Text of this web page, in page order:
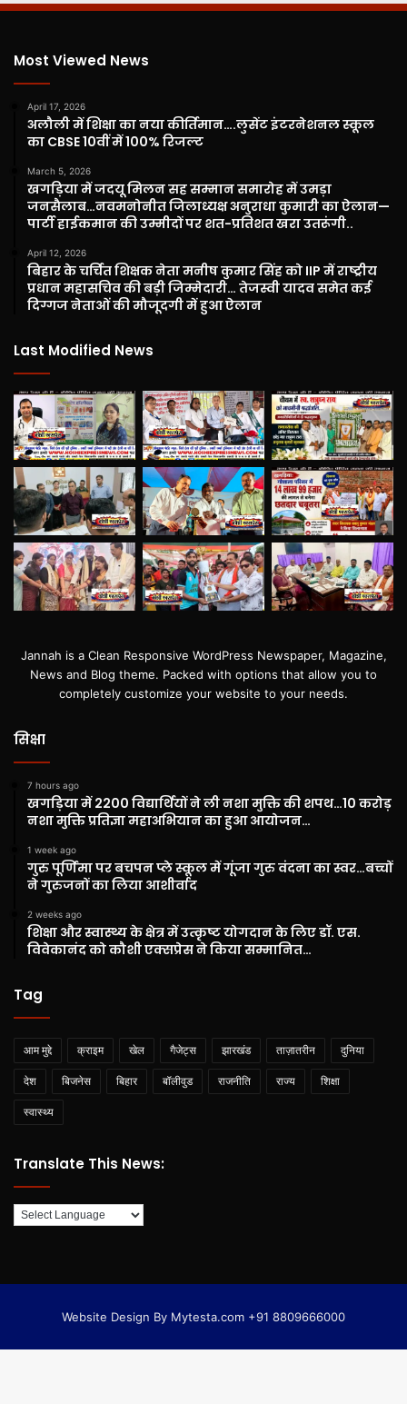
Most Viewed News
April 17, 2026
अलौली में शिक्षा का नया कीर्तिमान….लुसेंट इंटरनेशनल स्कूल
का CBSE 10वीं में 100% रिजल्ट
March 5, 2026
खगड़िया में जदयू मिलन सह सम्मान समारोह में उमड़ा
जनसैलाब…नवमनोनीत जिलाध्यक्ष अनुराधा कुमारी का ऐलान—
पार्टी हाईकमान की उम्मीदों पर शत-प्रतिशत खरा उतरूंगी..
April 12, 2026
बिहार के चर्चित शिक्षक नेता मनीष कुमार सिंह को IIP में राष्ट्रीय
प्रधान महासचिव की बड़ी जिम्मेदारी… तेजस्वी यादव समेत कई
दिग्गज नेताओं की मौजूदगी में हुआ ऐलान
Last Modified News
Jannah is a Clean Responsive WordPress Newspaper, Magazine,
News and Blog theme. Packed with options that allow you to
completely customize your website to your needs.
सिक्षा
7 hours ago
खगड़िया में 2200 विद्यार्थियों ने ली नशा मुक्ति की शपथ…10 करोड़
नशा मुक्ति प्रतिज्ञा महाअभियान का हुआ आयोजन…
1 week ago
गुरु पूर्णिमा पर बचपन प्ले स्कूल में गूंजा गुरु वंदना का स्वर…बच्चों
ने गुरुजनों का लिया आशीर्वाद
2 weeks ago
शिक्षा और स्वास्थ्य के क्षेत्र में उत्कृष्ट योगदान के लिए डॉ. एस.
विवेकानंद को कौशी एक्सप्रेस ने किया सम्मानित…
Tag
आम मुद्दे क्राइम खेल गैजेट्स झारखंड ताज़ातरीन दुनिया
देश बिजनेस बिहार बॉलीवुड राजनीति राज्य शिक्षा
स्वास्थ्य
Translate This News:
Website Design By Mytesta.com +91 8809666000